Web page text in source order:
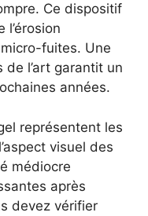
Ce dispositif
fuites. Une
l’art garantit un
années.
représentent les
visuel des
médiocre
après
devez vérifier